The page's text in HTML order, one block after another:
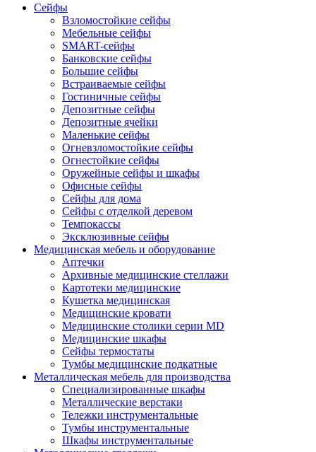
Сейфы
Взломостойкие сейфы
Мебельные сейфы
SMART-сейфы
Банковские сейфы
Большие сейфы
Встраиваемые сейфы
Гостиничные сейфы
Депозитные сейфы
Депозитные ячейки
Маленькие сейфы
Огневзломостойкие сейфы
Огнестойкие сейфы
Оружейные сейфы и шкафы
Офисные сейфы
Сейфы для дома
Сейфы с отделкой деревом
Темпокассы
Эксклюзивные сейфы
Медицинская мебель и оборудование
Аптечки
Архивные медицинские стеллажи
Картотеки медицинские
Кушетка медицинская
Медицинские кровати
Медицинские столики серии MD
Медицинские шкафы
Сейфы термостаты
Тумбы медицинские подкатные
Металлическая мебель для производства
Cпециализированные шкафы
Металлические верстаки
Тележки инструментальные
Тумбы инструментальные
Шкафы инструментальные